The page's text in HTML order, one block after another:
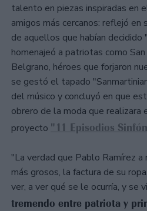
talento en piezas inspiradas en
amigos más cercanos: reflejó en
de aquellos que habían decidido
homenajeó a patriotas como
Belgrano, héroes que forjaron
se gestó el tapado
del músico y concluyó en que
obrero de la moda que realizara
proyecto "11 Episodios
"La verdad que Pablo Ramírez
más grosos, la factura de su
ver, a ver qué se le ocurría, y se
tremendo entre patriota y